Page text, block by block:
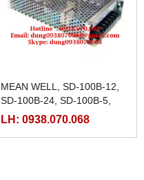
MEAN WELL, SD-100B-12,
SD-100B-24, SD-100B-5,
SD-100C-12, SD-100C-24
LH: 0938.070.068